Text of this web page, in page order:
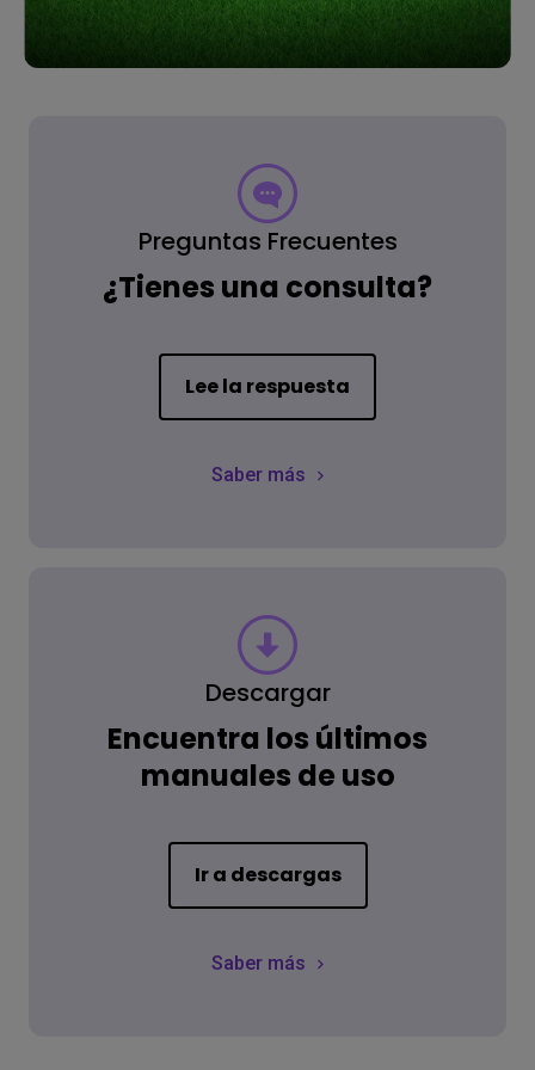
Preguntas Frecuentes
¿Tienes una consulta?
Lee la respuesta
Saber más
Descargar
Encuentra los últimos
manuales de uso
Ir a descargas
Saber más